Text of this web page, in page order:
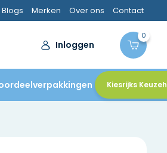
Blogs Merken Over ons Contact
Inloggen
0
Kiesrijks